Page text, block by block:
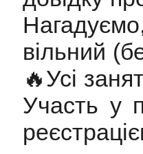
вільний
🔥Усі
Участь у